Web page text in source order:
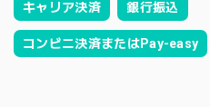
キャリア決済 銀行振込
コンビニ決済またはPay-easy